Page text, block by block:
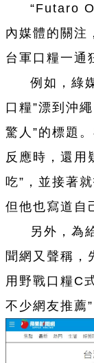
“Futaro
內媒體的關 注
台 軍口糧一通
例如，綠
口糧”漂到沖
驚人”的標題
反應時，還用
吃”，並接著
但他也寫道自
另外，為
聞網又聲稱，
用野戰口糧C
不少網友推薦”